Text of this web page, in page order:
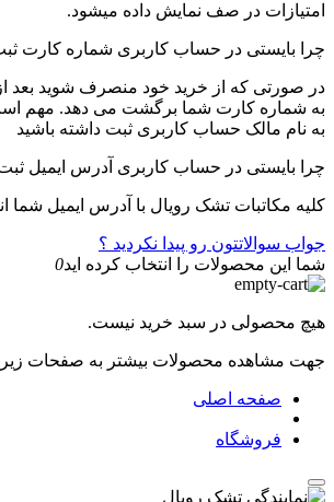
امتیازات در صف نمایش داده میشود.
چرا بایستی در حساب کاربری شماره کارت
به شماره کارت شما برگشت می دهد. مهم
به نام مالک حساب کاربری ثبت داشته باشید
چرا بایستی در حساب کاربری آدرس ایمیل
کلیه مکاتبات تشک رویال با آدرس ایمیل شما
جواب سوالاتتون رو پیدا نکردید ؟
شما این محصولات را انتخاب کرده اید0
هیچ محصولی در سبد خرید نیست.
جهت مشاهده محصولات بیشتر به صفحات زیر
صفحه اصلی
فروشگاه